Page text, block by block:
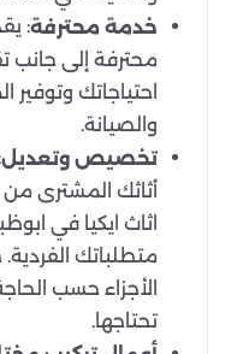
خدمة محترفة:
محترفة إلى جانب
احتياجاتك وتوفير
والصيانة.
تخصيص وتعديل
أثاثك المشترى من
اثاث ايكيا في
متطلباتك
الأجزاء حسب
تحتاجها.